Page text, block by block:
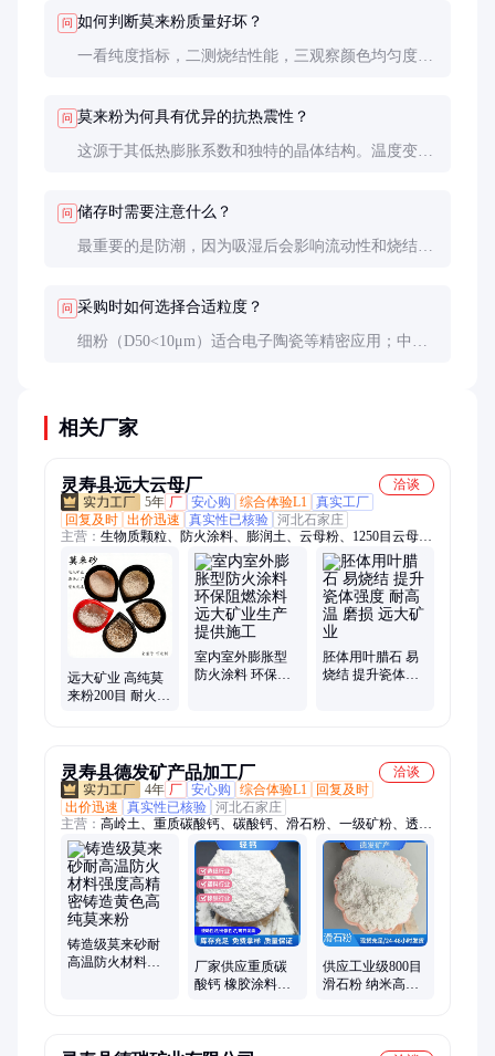
问 如何判断莫来粉质量好坏？
一看纯度指标，二测烧结性能，三观察颜色均匀度。
问 莫来粉为何具有优异的抗热震性？
这源于其低热膨胀系数和独特的晶体结构。温度变化
问 储存时需要注意什么？
最重要的是防潮，因为吸湿后会影响流动性和烧结性
问 采购时如何选择合适粒度？
细粉（D50<10μm）适合电子陶瓷等精密应用；中粉
相关厂家
灵寿县远大云母厂
洽谈
5年 厂 安心购 综合体验L1 真实工厂
回复及时 出价迅速 真实性已核验 河北石家庄
主营： 生物质颗粒、防火涂料、膨润土、云母粉、1250目云母
粉、萤石粉、莫来砂、蛭石、石英砂、碳酸钙、高岭土、重钙、
铁砂、火山石、夜光石
远大矿业 高纯莫
来粉200目 耐火浇
室内室外膨胀型
防火涂料 环保阻
胚体用叶腊石 易
烧结 提升瓷体强
灵寿县德发矿产品加工厂
洽谈
4年 厂 安心购 综合体验L1
回复及时
出价迅速
真实性已核验 河北石家庄
主营： 高岭土、重质碳酸钙、碳酸钙、滑石粉、一级矿粉、透明
粉、硅酸铝粉、贝壳粉、萤石粉、矿粉、铸石粉、海泡石、石灰
石、硅藻土、萤石矿石、活性钙、沉淀硫酸钡、氢氧化钙、氧化
钙、膨润土、彩砂、轻钙、水镁石、浴沙、金玉明砂
铸造级莫来砂耐
高温防火材料强
厂家供应重质碳
酸钙 橡胶涂料腻
供应工业级800目
滑石粉 纳米高吸